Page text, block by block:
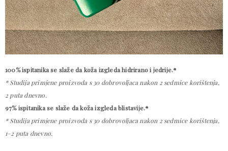
100%ispitanikase slaže da koža izgleda hidrirano i jedrije.*
* Studija primjene proizvoda s 30 dobrovoljaca nakon 2 sedmice korištenja,
2 puta dnevno.
97%ispitanikase slaže da koža izgleda blistavije.*
* Studija primjene proizvoda s 30 dobrovoljaca nakon 2 sedmice korištenja,
1–2 puta dnevno.